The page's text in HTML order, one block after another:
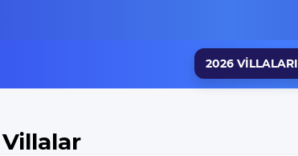
2026 VİLLALARI
Villalar